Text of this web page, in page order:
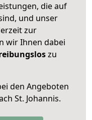
die auf
und unser
zur
wir Ihnen dabei
zu
den Angeboten
St. Johannis.